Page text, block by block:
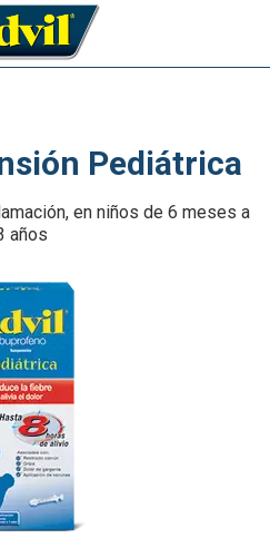
This will automatically taken to
Advil
elegir Advil?
400 mg
200 mg
Tabletas
Infantil
Comprar
del dolor Advil
de cabeza
musculares
de espalda
frecuentes
Pediátrica
en niños de 6 meses a
años